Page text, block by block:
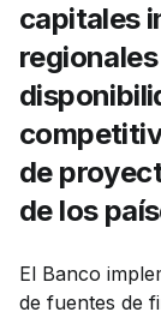
capitales
de
de los
El Banco
de fuentes de